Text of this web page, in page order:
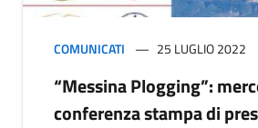
COMUNICATI 25 LUGLIO 2022
“Messina Plogging”:
conferenza stampa di